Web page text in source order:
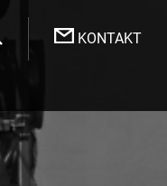
KONTAKT